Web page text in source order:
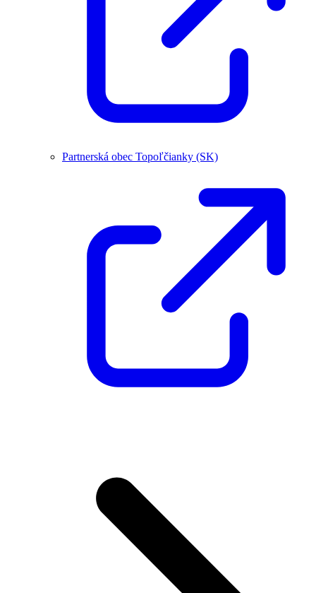
Partnerská obec Topoľčianky (SK)